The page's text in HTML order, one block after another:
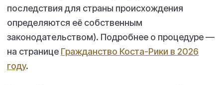
последствия для страны происхождения
определяются её собственным
законодательством). Подробнее о процедуре —
на странице Гражданство Коста-Рики в 2026
году.